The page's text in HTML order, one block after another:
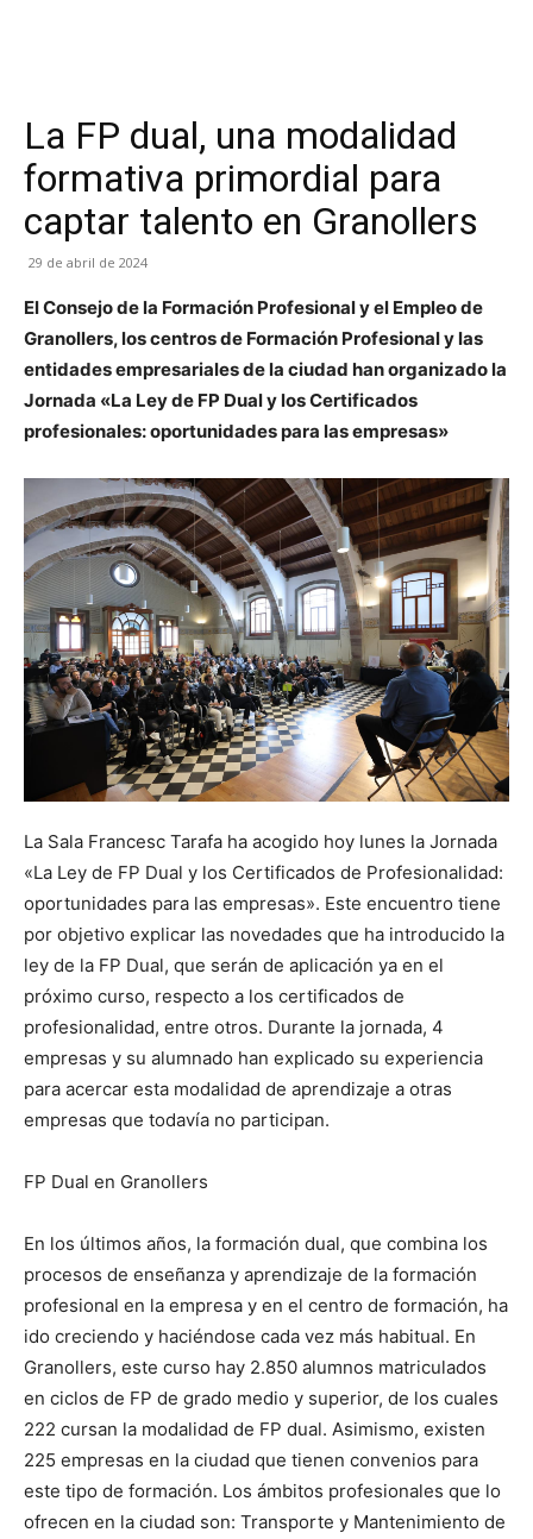
La FP dual, una modalidad
formativa primordial para
captar talento en Granollers
29 de abril de 2024
El Consejo de la Formación Profesional y el Empleo de
Granollers, los centros de Formación Profesional y las
entidades empresariales de la ciudad han organizado la
Jornada «La Ley de FP Dual y los Certificados
profesionales: oportunidades para las empresas»
La Sala Francesc Tarafa ha acogido hoy lunes la Jornada
«La Ley de FP Dual y los Certificados de Profesionalidad:
oportunidades para las empresas». Este encuentro tiene
por objetivo explicar las novedades que ha introducido la
ley de la FP Dual, que serán de aplicación ya en el
próximo curso, respecto a los certificados de
profesionalidad, entre otros. Durante la jornada, 4
empresas y su alumnado han explicado su experiencia
para acercar esta modalidad de aprendizaje a otras
empresas que todavía no participan.
FP Dual en Granollers
En los últimos años, la formación dual, que combina los
procesos de enseñanza y aprendizaje de la formación
profesional en la empresa y en el centro de formación, ha
ido creciendo y haciéndose cada vez más habitual. En
Granollers, este curso hay 2.850 alumnos matriculados
en ciclos de FP de grado medio y superior, de los cuales
222 cursan la modalidad de FP dual. Asimismo, existen
225 empresas en la ciudad que tienen convenios para
este tipo de formación. Los ámbitos profesionales que lo
ofrecen en la ciudad son: Transporte y Mantenimiento de